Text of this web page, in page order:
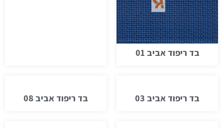
בד ריפוד אביב 01
בד ריפוד אביב 03 בד ריפוד אביב 08